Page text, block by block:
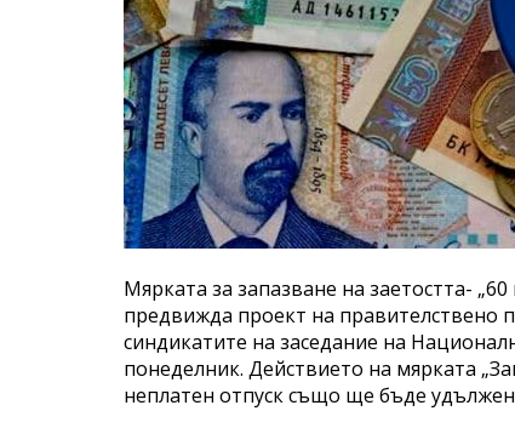
Мярката за запазване на заетостта-
предвижда проект на правителствено
синдикатите на заседание на
понеделник. Действието на мярката
неплатен отпуск също ще бъде